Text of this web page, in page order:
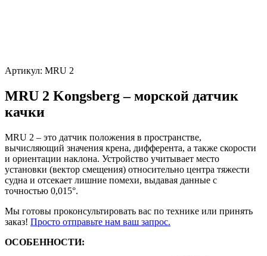
Артикул: MRU 2
MRU 2 Kongsberg – морской датчик
качки
MRU 2 – это датчик положения в пространстве,
вычисляющий значения крена, дифферента, а также скорости
и ориентации наклона. Устройство учитывает место
установки (вектор смещения) относительно центра тяжести
судна и отсекает лишние помехи, выдавая данные с
точностью 0,015°.
Мы готовы проконсультировать вас по технике или принять
заказ! Просто отправьте нам ваш запрос.
ОСОБЕННОСТИ: